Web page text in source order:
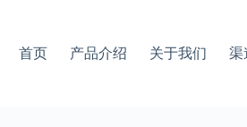
首页 产品介绍 关于我们 渠